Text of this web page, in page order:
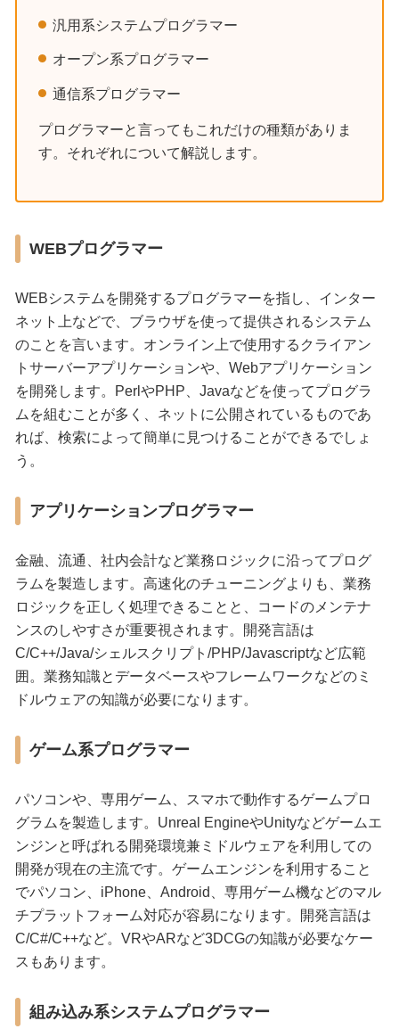
汎用系システムプログラマー
オープン系プログラマー
通信系プログラマー
プログラマーと言ってもこれだけの種類がありま
す。それぞれについて解説します。
WEBプログラマー
WEBシステムを開発するプログラマーを指し、インター
ネット上などで、ブラウザを使って提供されるシステム
のことを言います。オンライン上で使用するクライアン
トサーバーアプリケーションや、Webアプリケーション
を開発します。PerlやPHP、Javaなどを使ってプログラ
ムを組むことが多く、ネットに公開されているものであ
れば、検索によって簡単に見つけることができるでしょ
う。
アプリケーションプログラマー
金融、流通、社内会計など業務ロジックに沿ってプログ
ラムを製造します。高速化のチューニングよりも、業務
ロジックを正しく処理できることと、コードのメンテナ
ンスのしやすさが重要視されます。開発言語は
C/C++/Java/シェルスクリプト/PHP/Javascriptなど広範
囲。業務知識とデータベースやフレームワークなどのミ
ドルウェアの知識が必要になります。
ゲーム系プログラマー
パソコンや、専用ゲーム、スマホで動作するゲームプロ
グラムを製造します。Unreal EngineやUnityなどゲームエ
ンジンと呼ばれる開発環境兼ミドルウェアを利用しての
開発が現在の主流です。ゲームエンジンを利用すること
でパソコン、iPhone、Android、専用ゲーム機などのマル
チプラットフォーム対応が容易になります。開発言語は
C/C#/C++など。VRやARなど3DCGの知識が必要なケー
スもあります。
組み込み系システムプログラマー